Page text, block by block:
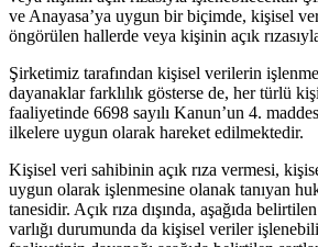
ve Anayasa’ya uygun bir biçimde, kişisel
öngörülen hallerde veya kişinin açık
Şirketimiz tarafından kişisel verilerin
dayanaklar farklılık gösterse de, her türlü
faaliyetinde 6698 sayılı Kanun’un 4.
ilkelere uygun olarak hareket edilmektedir.
Kişisel veri sahibinin açık rıza vermesi,
uygun olarak işlenmesine olanak tanıyan
tanesidir. Açık rıza dışında, aşağıda
varlığı durumunda da kişisel veriler